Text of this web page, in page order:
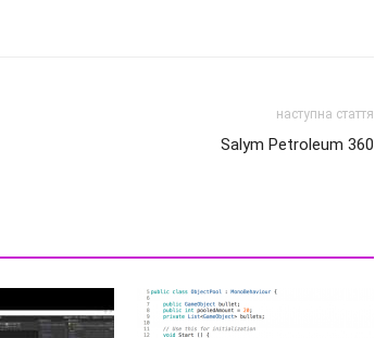
наступна стаття
Salym Petroleum 360